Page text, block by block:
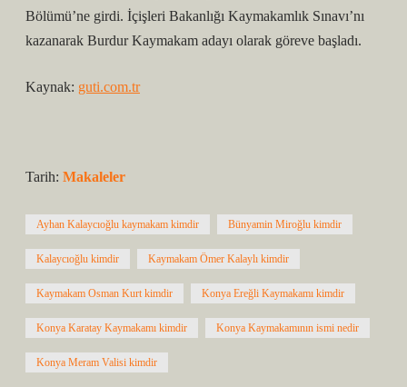
Bölümü’ne girdi. İçişleri Bakanlığı Kaymakamlık Sınavı’nı
kazanarak Burdur Kaymakam adayı olarak göreve başladı.
Kaynak: guti.com.tr
Tarih: Makaleler
Ayhan Kalaycıoğlu kaymakam kimdir Bünyamin Miroğlu kimdir
Kalaycıoğlu kimdir Kaymakam Ömer Kalaylı kimdir
Kaymakam Osman Kurt kimdir Konya Ereğli Kaymakamı kimdir
Konya Karatay Kaymakamı kimdir Konya Kaymakamının ismi nedir
Konya Meram Valisi kimdir